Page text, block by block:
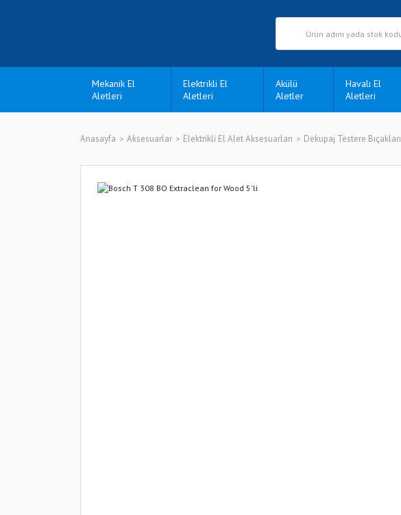
Mekanik El
Aletleri
Elektrikli El
Aletleri
Akülü
Aletler
Havalı El
Aletleri
Anasayfa Aksesuarlar Elektrikli El Alet Aksesuarları Dekupaj Testere Bıçakları